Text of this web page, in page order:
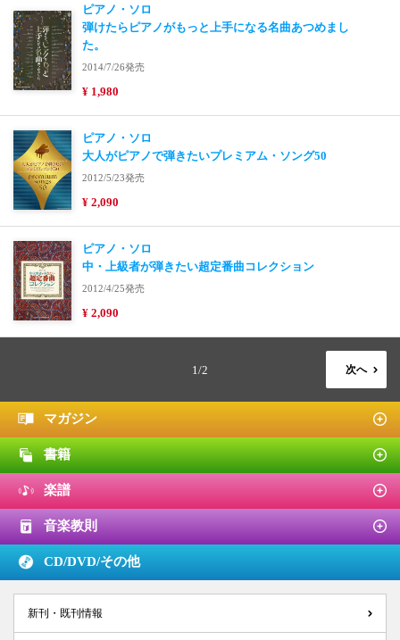
ピアノ・ソロ
弾けたらピアノがもっと上手になる名曲あつめまし
た。
2014/7/26発売
¥ 1,980
ピアノ・ソロ
大人がピアノで弾きたいプレミアム・ソング50
2012/5/23発売
¥ 2,090
ピアノ・ソロ
中・上級者が弾きたい超定番曲コレクション
2012/4/25発売
¥ 2,090
1/2 次へ
マガジン
書籍
楽譜
音楽教則
CD/DVD/その他
新刊・既刊情報